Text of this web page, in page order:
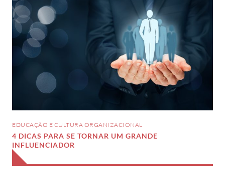
tornar
um
grande
influenciador
EDUCAÇÃO E CULTURA ORGANIZACIONAL
4 DICAS PARA SE TORNAR UM GRANDE
INFLUENCIADOR